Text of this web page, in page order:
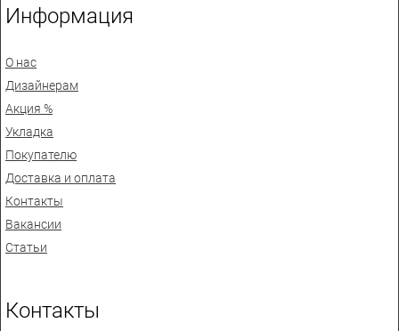
Информация
О нас
Дизайнерам
Акция %
Укладка
Покупателю
Доставка и оплата
Контакты
Вакансии
Статьи
Контакты